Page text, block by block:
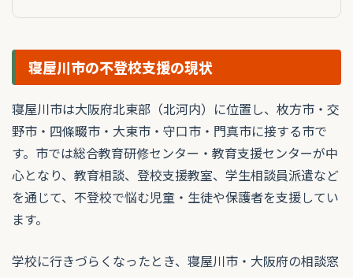
寝屋川市の不登校支援の現状
寝屋川市は大阪府北東部（北河内）に位置し、枚方市・交
野市・四條畷市・大東市・守口市・門真市に接する市で
す。市では総合教育研修センター・教育支援センターが中
心となり、教育相談、登校支援教室、学生相談員派遣など
を通じて、不登校で悩む児童・生徒や保護者を支援してい
ます。
学校に行きづらくなったとき、寝屋川市・大阪府の相談窓